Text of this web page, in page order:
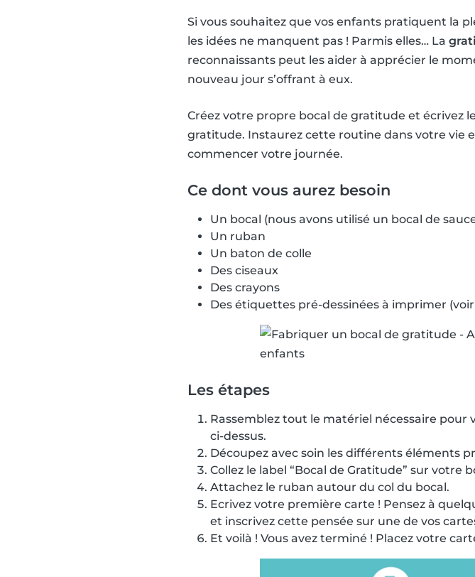
Si vous souhaitez que vos enfants pratiquent la
les idées ne manquent pas ! Parmis elles… La
reconnaissants peut les aider à apprécier le
nouveau jour s’offrant à eux.
Créez votre propre bocal de gratitude et écrivez
gratitude. Instaurez cette routine dans votre vie
commencer votre journée.
Ce dont vous aurez besoin
Un bocal (nous avons utilisé un bocal de
Un ruban
Un baton de colle
Des ciseaux
Des crayons
Des étiquettes pré-dessinées à imprimer (voir
Les étapes
Rassemblez tout le matériel nécessaire
ci-dessus.
Découpez avec soin les différents éléments
Collez le label “Bocal de Gratitude” sur votre
Attachez le ruban autour du col du bocal.
Ecrivez votre première carte ! Pensez à
et inscrivez cette pensée sur une de vos
Et voilà ! Vous avez terminé ! Placez votre